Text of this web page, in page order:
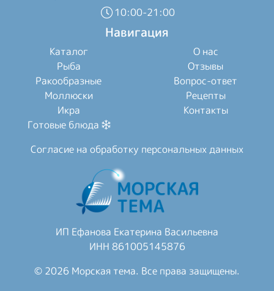
10:00-21:00
Навигация
Каталог
Рыба
Ракообразные
Моллюски
Икра
Готовые блюда
О нас
Отзывы
Вопрос-ответ
Рецепты
Контакты
Согласие на обработку персональных данных
ИП Ефанова Екатерина Васильевна
ИНН 861005145876
© 2026 Морская тема. Все права защищены.